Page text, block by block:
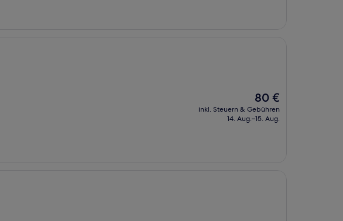
Der
Preis
beträgt
80 €
inkl. Steuern & Gebühren
14. Aug.–15. Aug.